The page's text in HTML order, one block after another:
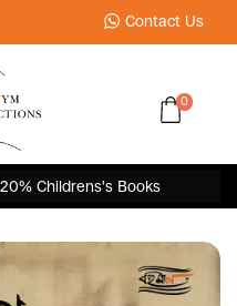
Contact Us
0
20% Childrens's Books